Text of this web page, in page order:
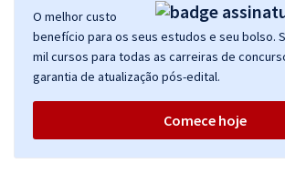
O melhor custo
benefício para os seus estudos e seu bolso.
mil cursos para todas as carreiras de
garantia de atualização pós-edital.
Comece hoje